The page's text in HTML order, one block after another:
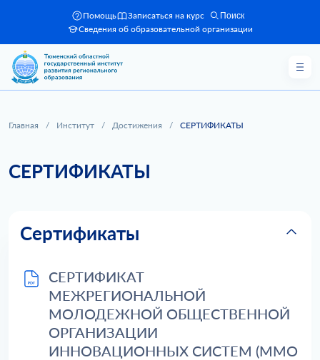
Помощь Записаться на курс Поиск
Сведения об образовательной организации
Главная / Институт / Достижения / СЕРТИФИКАТЫ
СЕРТИФИКАТЫ
Сертификаты
СЕРТИФИКАТ
МЕЖРЕГИОНАЛЬНОЙ
МОЛОДЕЖНОЙ ОБЩЕСТВЕННОЙ
ОРГАНИЗАЦИИ
ИННОВАЦИОННЫХ СИСТЕМ (ММО